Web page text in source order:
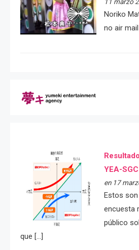
Noriko
no air mail
YEA-SGC
en 17
Estos
encuesta
público
que […]